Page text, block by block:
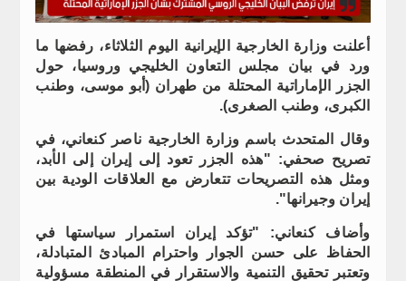
أعلنت وزارة الخارجية الإيرانية اليوم الثلاثاء، رفضها ما
ورد في بيان مجلس التعاون الخليجي وروسيا، حول
الجزر الإماراتية المحتلة من طهران (أبو موسى، وطنب
الكبرى، وطنب الصغرى).
وقال المتحدث باسم وزارة الخارجية ناصر كنعاني، في
تصريح صحفي: "هذه الجزر تعود إلى إيران إلى الأبد،
ومثل هذه التصريحات تتعارض مع العلاقات الودية بين
إيران وجيرانها".
وأضاف كنعاني: "تؤكد إيران استمرار سياستها في
الحفاظ على حسن الجوار واحترام المبادئ المتبادلة،
وتعتبر تحقيق التنمية والاستقرار في المنطقة مسؤولية